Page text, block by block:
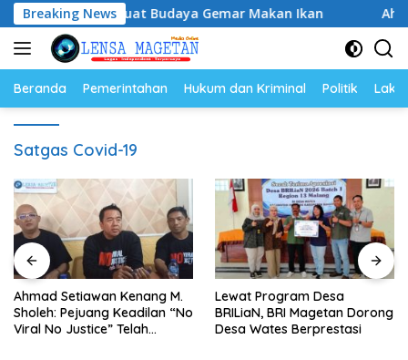
Langsung
ke
konten
Breaking News
Perkuat Budaya Gemar Makan Ikan Ahmad
Beranda Pemerintahan Hukum dan Kriminal Politik
Satgas Covid-19
Ahmad Setiawan Kenang M.
Sholeh: Pejuang Keadilan “No
Viral No Justice” Telah
Lewat Program Desa
BRILiaN, BRI Magetan Dorong
Desa Wates Berprestasi